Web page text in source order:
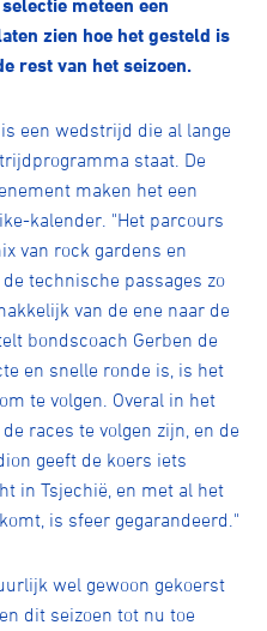
meteen een
zien hoe het gesteld is
rest van het seizoen.
een wedstrijd die al lange
staat. De
maken het een
kalender. "Het parcours
van rock gardens en
technische passages zo
van de ene naar de
bondscoach Gerben de
en snelle ronde is, is het
te volgen. Overal in het
races te volgen zijn, en de
geeft de koers iets
in Tsjechië, en met al het
is sfeer gegarandeerd."
wel gewoon gekoerst
dit seizoen tot nu toe
Fixed gear